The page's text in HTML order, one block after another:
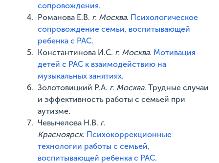
сопровождения.
Романова Е.В. г. Москва. Психологическое
сопровождение семьи, воспитывающей
ребенка с РАС.
Константинова И.С. г. Москва. Мотивация
детей с РАС к взаимодействию на
музыкальных занятиях.
Золотовицкий Р.А. г. Москва. Трудные случаи
и эффективность работы с семьей при
аутизме.
Чевычелова Н.В. г.
Красноярск. Психокоррекционные
технологии работы с семьей,
воспитывающей ребенка с РАС.